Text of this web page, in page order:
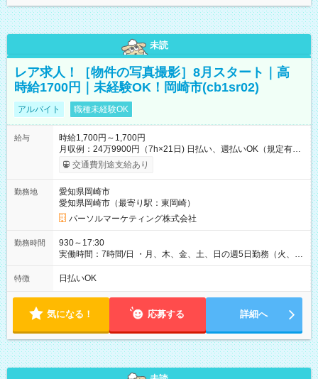
未読
レア求人！［物件の写真撮影］8月スタート｜高
時給1700円｜未経験OK！岡崎市(cb1sr02)
アルバイト 職種未経験OK
給与
時給1,700円～1,700円
月収例：24万9900円（7h×21日) 日払い、週払いOK（規定有
り） 【試用期間】試用期間なし
交通費別途支給あり
勤務地
愛知県岡崎市
愛知県岡崎市（最寄り駅：東岡崎）
パーソルマーケティング株式会社
勤務時間
930～17:30
実働時間：7時間/日 ・月、木、金、土、日の週5日勤務（火、水
は固定休です／夏季、年末年始等、長期休暇有り！） ・ワンシ
フト！ 残業ほぼナシ（0～5h/月）
特徴 日払いOK
気になる！ 応募する 詳細へ